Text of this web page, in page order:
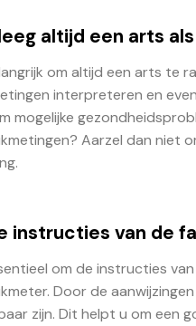
altijd een arts
om altijd een arts te
interpreteren en
mogelijke
Aarzel dan niet
instructies van de
om de instructies
Door de
zijn. Dit helpt u om een